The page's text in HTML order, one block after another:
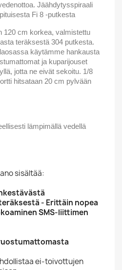
Jäähdytysspiraali
Fi 8 -putkesta
120 cm korkea, valmistettu
teräksestä 304 putkesta.
käytämme hankausta
ja kuparijouset
jotta ne eivät sekoitu. 1/8
hitsataan 20 cm pylvään
lämpimällä vedellä
sisältää:
- Erittäin nopea
SMS-liittimen
ei-toivottujen